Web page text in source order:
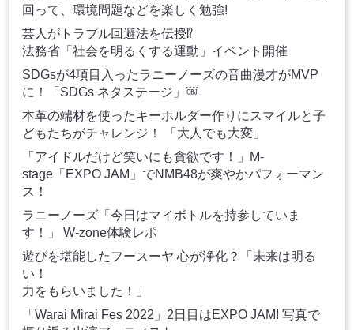
回って、環境問題などを楽しく勉強!
芸人がトラブル回避法を伝授⁉
法務省「社会を明るくする運動」イベント開催
SDGsが4項目入ったラニーノーズの音曲漫才がMVP
に！「SDGs ネタステージ」￼
本革の端材を使ったキーホルダー作りにスマイルと子
どもたちがチャレンジ！ 「大人でも大変」
「アイドルだけど笑いにも貪欲です！」M-
stage「EXPO JAM」でNMB48が爽やかパフォーマン
ス！
ラニーノーズ「今日はマイボトルを持参していま
す！」 W-zone体験レポ
遊びを堪能したフースーヤ 心が浄化？「未来は明る
い！
力をもらいました！」
「Warai Mirai Fes 2022」2日目はEXPO JAM! 写真で